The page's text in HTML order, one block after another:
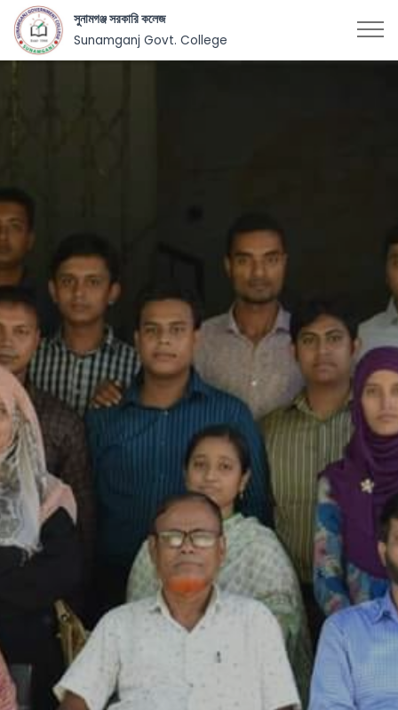
সুনামগঞ্জ সরকারি কলেজ
Sunamganj Govt. College